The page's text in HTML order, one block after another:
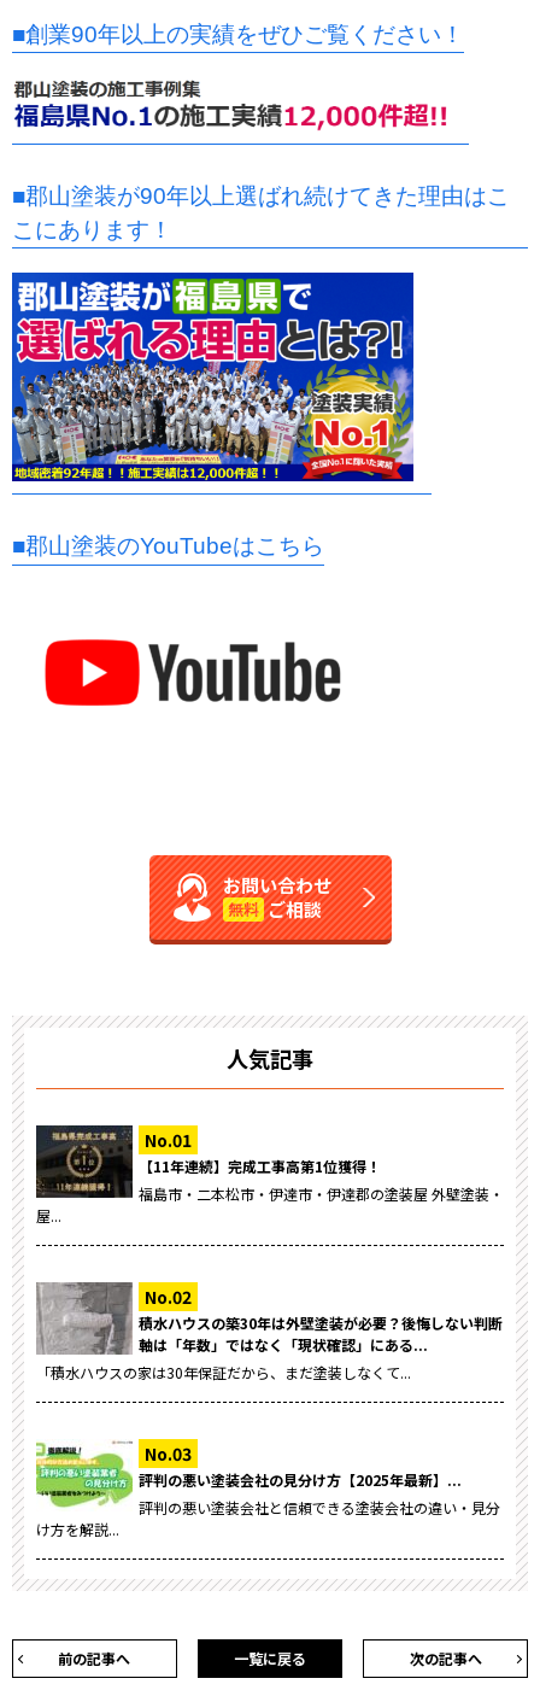
■創業90年以上の実績をぜひご覧ください！
■郡山塗装が90年以上選ばれ続けてきた理由はこ
こにあります！
■郡山塗装のYouTubeはこちら
お問い合わせ
無料 ご相談
人気記事
【11年連続】完成工事高第1位獲得！
福島市・二本松市・伊達市・伊達郡の塗装屋 外壁塗装・
屋...
積水ハウスの築30年は外壁塗装が必要？後悔しない判断
軸は「年数」ではなく「現状確認」にある...
「積水ハウスの家は30年保証だから、まだ塗装しなくて...
評判の悪い塗装会社の見分け方【2025年最新】...
評判の悪い塗装会社と信頼できる塗装会社の違い・見分
け方を解説...
前の記事へ 次の記事へ
一覧に戻る